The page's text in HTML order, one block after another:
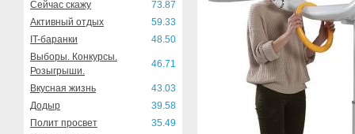
Сейчас скажу
73.87
Активный отдых
59.33
IT-баранки
48.50
Выборы. Конкурсы.
Розыгрыши.
46.71
Вкусная жизнь
43.03
Додыр
39.58
Полит просвет
35.49